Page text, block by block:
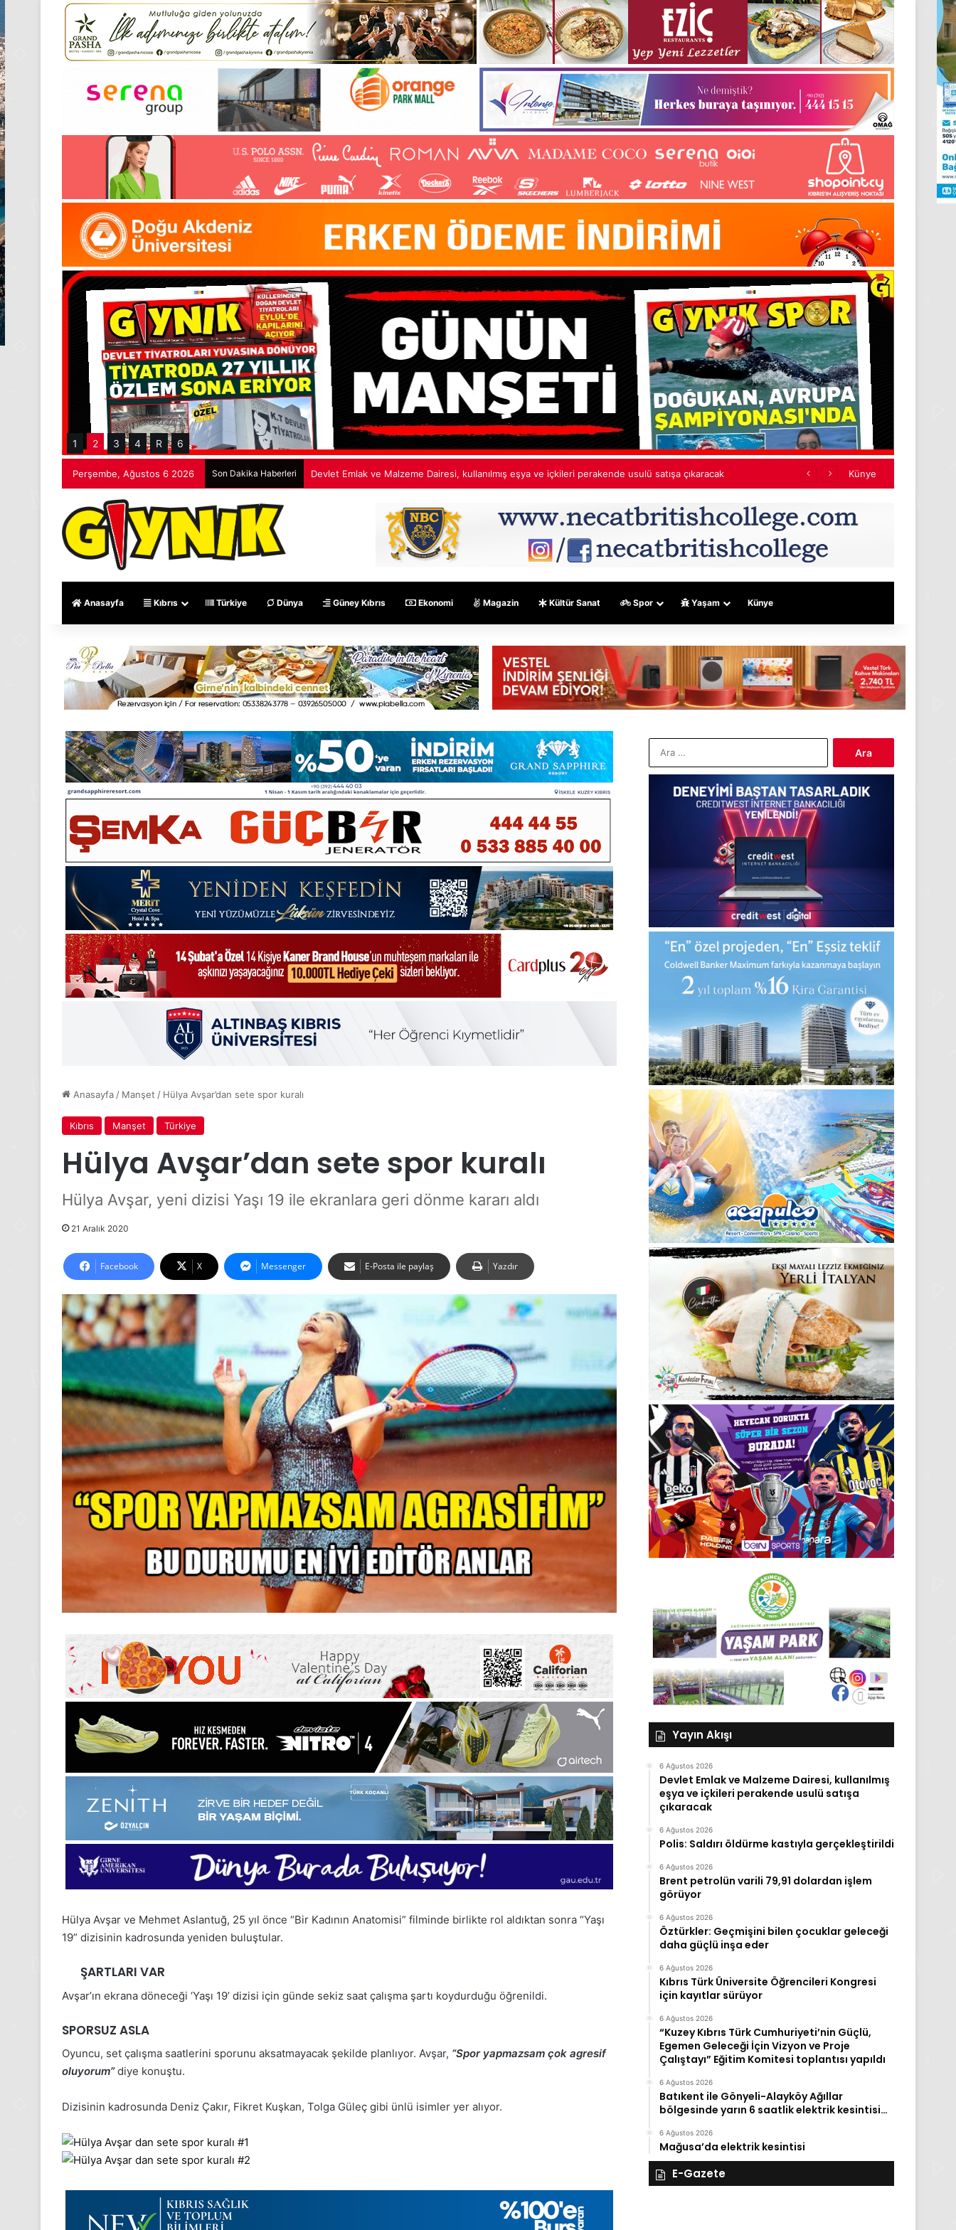
1 2 3 4 R 6
Perşembe, Ağustos 6 2026 Son Dakika Haberleri Polis: Saldırı öldürme kastıyla gerçekleştirildi Künye
Anasayfa Kıbrıs Türkiye Dünya Güney Kıbrıs Ekonomi Magazin Kültür Sanat Spor Yaşam Künye
Anasayfa / Manşet / Hülya Avşar’dan sete spor kuralı
Kıbrıs Manşet Türkiye
Hülya Avşar’dan sete spor kuralı
Hülya Avşar, yeni dizisi Yaşı 19 ile ekranlara geri dönme kararı aldı
21 Aralık 2020
Facebook X Messenger E-Posta ile paylaş Yazdır
Hülya Avşar ve Mehmet Aslantuğ, 25 yıl önce “Bir Kadının Anatomisi” filminde birlikte rol aldıktan sonra “Yaşı
19” dizisinin kadrosunda yeniden buluştular.
ŞARTLARI VAR
Avşar’ın ekrana döneceği ‘Yaşı 19’ dizisi için günde sekiz saat çalışma şartı koydurduğu öğrenildi.
SPORSUZ ASLA
Oyuncu, set çalışma saatlerini sporunu aksatmayacak şekilde planlıyor. Avşar, “Spor yapmazsam çok agresif
oluyorum”diye konuştu.
Dizisinin kadrosunda Deniz Çakır, Fikret Kuşkan, Tolga Güleç gibi ünlü isimler yer alıyor.
Yayın Akışı
6 Ağustos 2026
Devlet Emlak ve Malzeme Dairesi, kullanılmış
eşya ve içkileri perakende usulü satışa
çıkaracak
6 Ağustos 2026
Polis: Saldırı öldürme kastıyla gerçekleştirildi
6 Ağustos 2026
Brent petrolün varili 79,91 dolardan işlem
görüyor
6 Ağustos 2026
Öztürkler: Geçmişini bilen çocuklar geleceği
daha güçlü inşa eder
6 Ağustos 2026
Kıbrıs Türk Üniversite Öğrencileri Kongresi
için kayıtlar sürüyor
6 Ağustos 2026
“Kuzey Kıbrıs Türk Cumhuriyeti’nin Güçlü,
Egemen Geleceği İçin Vizyon ve Proje
Çalıştayı” Eğitim Komitesi toplantısı yapıldı
6 Ağustos 2026
Batıkent ile Gönyeli-Alayköy Ağıllar
bölgesinde yarın 6 saatlik elektrik kesintisi…
6 Ağustos 2026
Mağusa’da elektrik kesintisi
E-Gazete
24
Kasım